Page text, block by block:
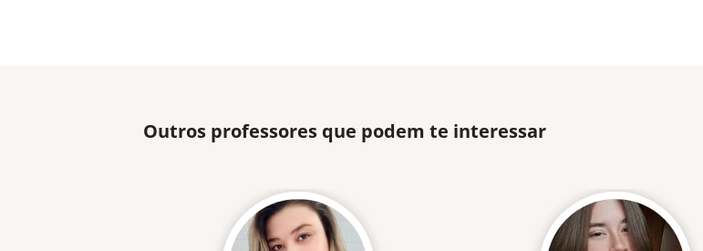
Outros professores que podem te interessar